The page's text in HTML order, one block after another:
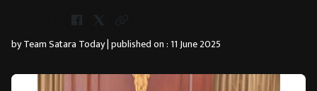
by Team Satara Today | published on : 11 June 2025